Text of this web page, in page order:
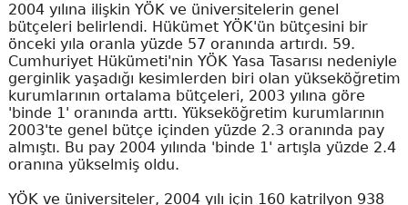
2004 yılına ilişkin YÖK ve üniversitelerin genel
bütçeleri belirlendi. Hükümet YÖK'ün bütçesini bir
önceki yıla oranla yüzde 57 oranında artırdı. 59.
Cumhuriyet Hükümeti'nin YÖK Yasa Tasarısı nedeniyle
gerginlik yaşadığı kesimlerden biri olan yükseköğretim
kurumlarının ortalama bütçeleri, 2003 yılına göre
'binde 1' oranında arttı. Yükseköğretim kurumlarının
2003'te genel bütçe içinden yüzde 2.3 oranında pay
almıştı. Bu pay 2004 yılında 'binde 1' artışla yüzde 2.4
oranına yükselmiş oldu.
YÖK ve üniversiteler, 2004 yılı için 160 katrilyon 938